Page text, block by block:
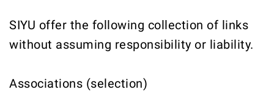
SIYU offer the following collection of links
without assuming responsibility or liability.
Associations (selection)